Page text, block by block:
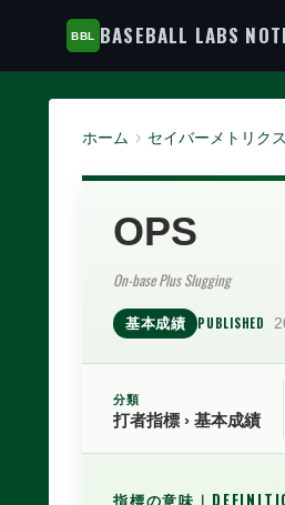
BASEBALL LABS
ホーム セイバーメトリク
OPS
On-base Plus Slugging
基本成績 PUBLISHED
分類
打者指標 › 基本成績
指標の意味｜